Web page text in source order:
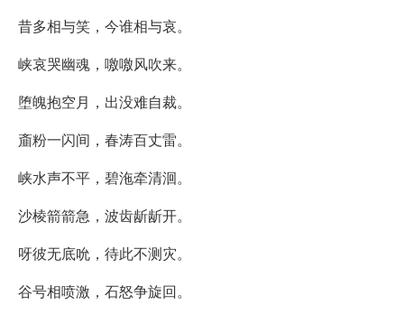
昔多相与笑，今谁相与哀。
峡哀哭幽魂，噭噭风吹来。
堕魄抱空月，出没难自裁。
齑粉一闪间，春涛百丈雷。
峡水声不平，碧沲牵清洄。
沙棱箭箭急，波齿龂龂开。
呀彼无底吮，待此不测灾。
谷号相喷激，石怒争旋回。